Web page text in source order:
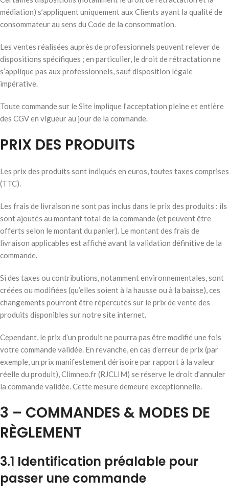
médiation) s’appliquent uniquement aux Clients ayant la qualité de
consommateur au sens du Code de la consommation.
Les ventes réalisées auprès de professionnels peuvent relever de
dispositions spécifiques ; en particulier, le droit de rétractation ne
s’applique pas aux professionnels, sauf disposition légale
impérative.
Toute commande sur le Site implique l’acceptation pleine et entière
des CGV en vigueur au jour de la commande.
PRIX DES PRODUITS
Les prix des produits sont indiqués en euros, toutes taxes comprises
(TTC).
Les frais de livraison ne sont pas inclus dans le prix des produits : ils
sont ajoutés au montant total de la commande (et peuvent être
offerts selon le montant du panier). Le montant des frais de
livraison applicables est affiché avant la validation définitive de la
commande.
Si des taxes ou contributions, notamment environnementales, sont
créées ou modifiées (qu’elles soient à la hausse ou à la baisse), ces
changements pourront être répercutés sur le prix de vente des
produits disponibles sur notre site internet.
Cependant, le prix d’un produit ne pourra pas être modifié une fois
votre commande validée. En revanche, en cas d’erreur de prix (par
exemple, un prix manifestement dérisoire par rapport à la valeur
réelle du produit), Climneo.fr (RJCLIM) se réserve le droit d’annuler
la commande validée. Cette mesure demeure exceptionnelle.
3 – COMMANDES & MODES DE
RÈGLEMENT
3.1 Identification préalable pour
passer une commande